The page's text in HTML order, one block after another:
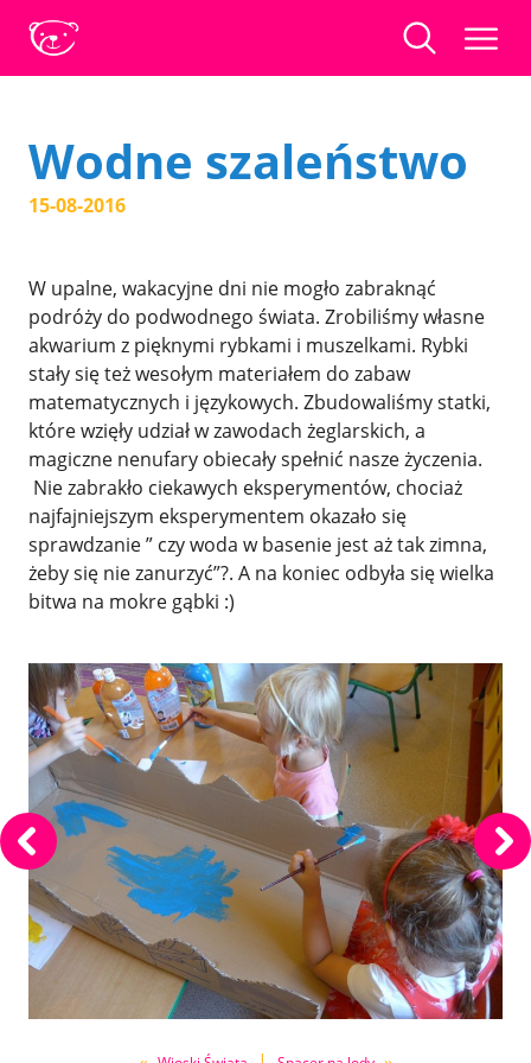
Wodne szaleństwo
15-08-2016
W upalne, wakacyjne dni nie mogło zabraknąć
podróży do podwodnego świata. Zrobiliśmy własne
akwarium z pięknymi rybkami i muszelkami. Rybki
stały się też wesołym materiałem do zabaw
matematycznych i językowych. Zbudowaliśmy statki,
które wzięły udział w zawodach żeglarskich, a
magiczne nenufary obiecały spełnić nasze życzenia.
Nie zabrakło ciekawych eksperymentów, chociaż
najfajniejszym eksperymentem okazało się
sprawdzanie ” czy woda w basenie jest aż tak zimna,
żeby się nie zanurzyć”?. A na koniec odbyła się wielka
bitwa na mokre gąbki :)